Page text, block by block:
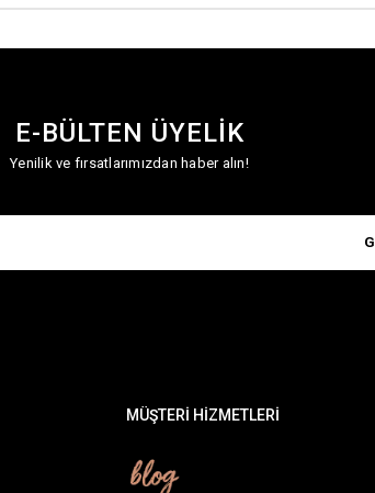
E-BÜLTEN ÜYELİK
Yenilik ve fırsatlarımızdan haber alın!
MÜŞTERİ HİZMETLERİ